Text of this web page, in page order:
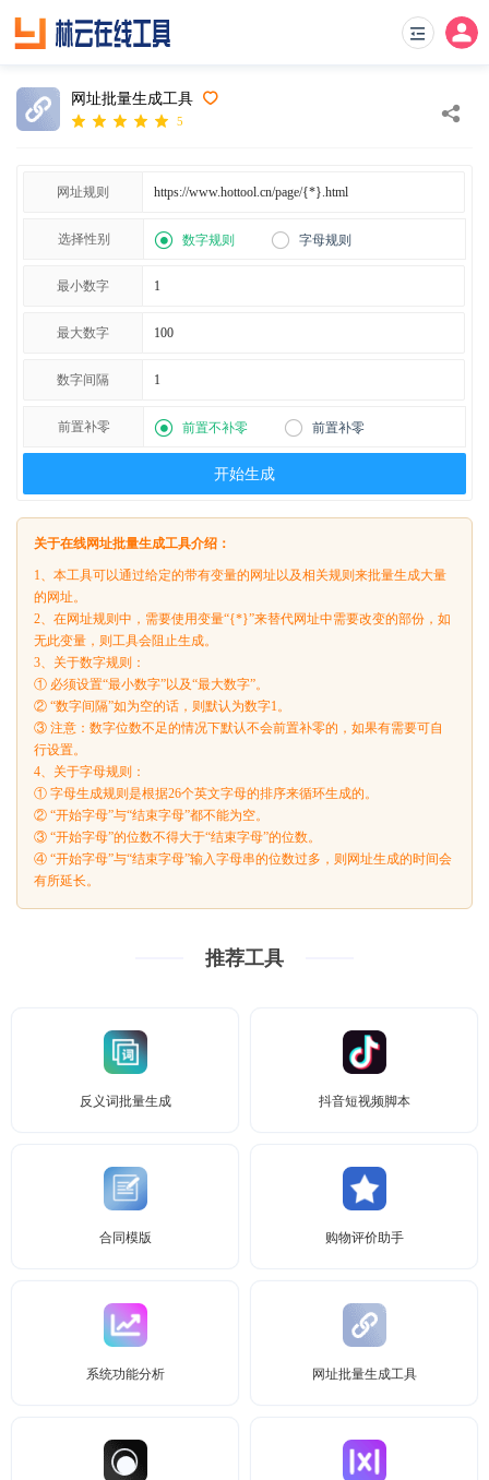
网址批量生成工具
5
网址规则
选择性别 数字规则 字母规则
最小数字
最大数字
数字间隔
前置补零 前置不补零 前置补零
开始生成
关于在线网址批量生成工具介绍：
1、本工具可以通过给定的带有变量的网址以及相关规则来批量生成大量
的网址。
2、在网址规则中，需要使用变量“{*}”来替代网址中需要改变的部份，如
无此变量，则工具会阻止生成。
3、关于数字规则：
① 必须设置“最小数字”以及“最大数字”。
② “数字间隔”如为空的话，则默认为数字1。
③ 注意：数字位数不足的情况下默认不会前置补零的，如果有需要可自
行设置。
4、关于字母规则：
① 字母生成规则是根据26个英文字母的排序来循环生成的。
② “开始字母”与“结束字母”都不能为空。
③ “开始字母”的位数不得大于“结束字母”的位数。
④ “开始字母”与“结束字母”输入字母串的位数过多，则网址生成的时间会
有所延长。
推荐工具
反义词批量生成 抖音短视频脚本
合同模版 购物评价助手
系统功能分析 网址批量生成工具